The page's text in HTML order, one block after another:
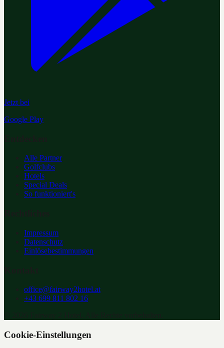
Jetzt bei
Google Play
Alle Partner
Golfclubs
Hotels
Special Deals
So funktioniert's
Impressum
Datenschutz
Einlösebestimmungen
office@fairway2hotel.at
+43 699 811 802 16
Cookie-Einstellungen